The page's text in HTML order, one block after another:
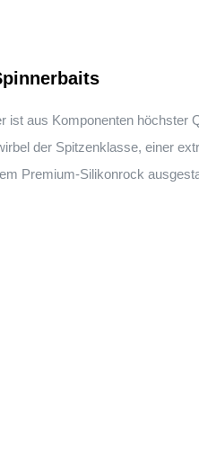
ist aus Komponenten höchster
der Spitzenklasse, einer
Premium-Silikonrock